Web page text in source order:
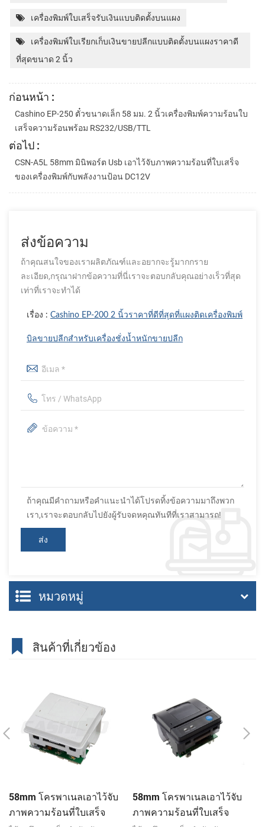
เครื่องพิมพ์ใบเสร็จรับเงินแบบติดตั้งบนแผง
เครื่องพิมพ์ใบเรียกเก็บเงินขายปลีกแบบติดตั้งบนแผงราคาดี
ที่สุดขนาด 2 นิ้ว
ก่อนหน้า :
Cashino EP-250 ตั๋วขนาดเล็ก 58 มม. 2 นิ้วเครื่องพิมพ์ความร้อนใบ
เสร็จความร้อนพร้อม RS232/USB/TTL
ต่อไป :
CSN-A5L 58mm มินิพอร์ต Usb เอาไว้จับภาพความร้อนที่ใบเสร็จ
ของเครื่องพิมพ์กับพลังงานป้อน DC12V
ส่งข้อความ
ถ้าคุณสนใจของเราผลิตภัณฑ์และอยากจะรู้มากกราย
ละเอียด,กรุณาฝากข้อความที่นี่เราจะตอบกลับคุณอย่างเร็วที่สุด
เท่าที่เราจะทำได้
เรื่อง : Cashino EP-200 2 นิ้วราคาที่ดีที่สุดที่แผงติดเครื่องพิมพ์
บิลขายปลีกสำหรับเครื่องชั่งน้ำหนักขายปลีก
ถ้าคุณมีคำถามหรือคำแนะนำได้โปรดทิ้งข้อความมาถึงพวก
เรา,เราจะตอบกลับไปยังผู้รับจดหคุณทันทีที่เราสามารถ!
หมวดหมู่
สินค้าที่เกี่ยวข้อง
58mm โครพาเนลเอาไว้จับ
ภาพความร้อนที่ใบเสร็จ
58mm โครพาเนลเอาไว้จับ
ภาพความร้อนที่ใบเสร็จ